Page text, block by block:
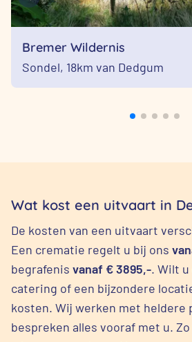
Bremer Wildernis
Sondel, 18km van Dedgum
Wat kost een uitvaart in
De kosten van een uitvaart
Een crematie regelt u bij ons
begrafenis vanaf € 3895,-. Wilt
catering of een bijzondere
kosten. Wij werken met heldere
bespreken alles vooraf met u.